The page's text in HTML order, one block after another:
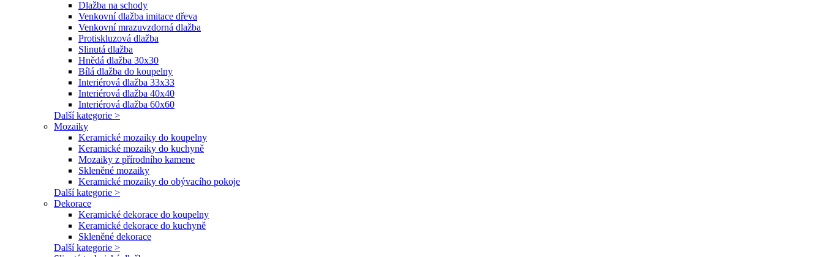
Dlažba na schody
Venkovní dlažba imitace dřeva
Venkovní mrazuvzdorná dlažba
Protiskluzová dlažba
Slinutá dlažba
Hnědá dlažba 30x30
Bílá dlažba do koupelny
Interiérová dlažba 33x33
Interiérová dlažba 40x40
Interiérová dlažba 60x60
Další kategorie >
Mozaiky
Keramické mozaiky do koupelny
Keramické mozaiky do kuchyně
Mozaiky z přírodního kamene
Skleněné mozaiky
Keramické mozaiky do obývacího pokoje
Další kategorie >
Dekorace
Keramické dekorace do koupelny
Keramické dekorace do kuchyně
Skleněné dekorace
Další kategorie >